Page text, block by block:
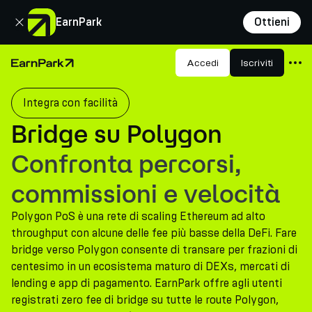
EarnPark Ottieni
Chiudi
Pagina principale Accedi Iscriviti
Prodotti
Mercati
Calcolatori
PARK Token
Risorse
Azienda
Integra con facilità
Bridge su Polygon
Confronta percorsi,
commissioni e velocità
Polygon PoS è una rete di scaling Ethereum ad alto
throughput con alcune delle fee più basse della DeFi. Fare
bridge verso Polygon consente di transare per frazioni di
centesimo in un ecosistema maturo di DEXs, mercati di
lending e app di pagamento. EarnPark offre agli utenti
registrati zero fee di bridge su tutte le route Polygon,